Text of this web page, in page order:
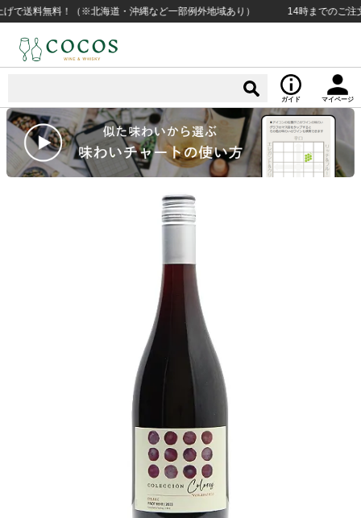
無料！（※北海道・沖縄など一部例外地域あり） 14時までのご注文で
ガイド マイページ